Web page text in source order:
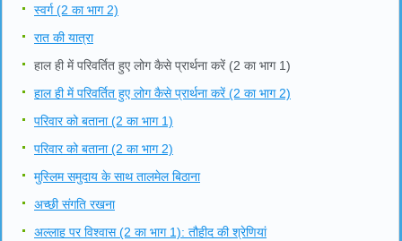
स्वर्ग (2 का भाग 2)
रात की यात्रा
हाल ही में परिवर्तित हुए लोग कैसे प्रार्थना करें (2 का भाग 1)
हाल ही में परिवर्तित हुए लोग कैसे प्रार्थना करें (2 का भाग 2)
परिवार को बताना (2 का भाग 1)
परिवार को बताना (2 का भाग 2)
मुस्लिम समुदाय के साथ तालमेल बिठाना
अच्छी संगति रखना
अल्लाह पर विश्वास (2 का भाग 1): तौहीद की श्रेणियां